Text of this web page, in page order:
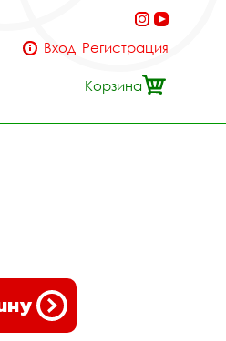
Вход Регистрация
Корзина